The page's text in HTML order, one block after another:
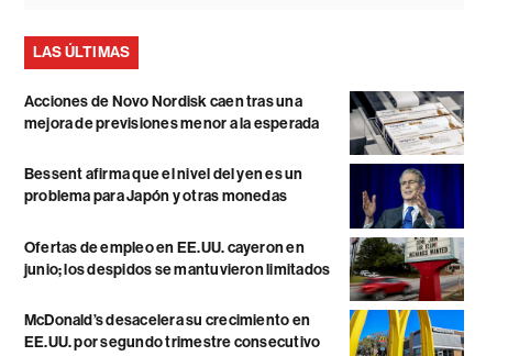
LAS ÚLTIMAS
Acciones de Novo Nordisk caen tras una
mejora de previsiones menor a la esperada
Bessent afirma que el nivel del yen es un
problema para Japón y otras monedas
Ofertas de empleo en EE.UU. cayeron en
junio; los despidos se mantuvieron limitados
McDonald’s desacelera su crecimiento en
EE.UU. por segundo trimestre consecutivo